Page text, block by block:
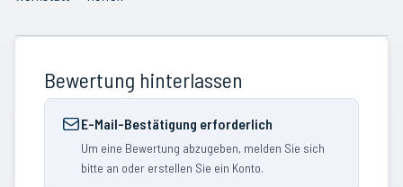
Bewertung hinterlassen
E-Mail-Bestätigung erforderlich
Um eine Bewertung abzugeben, melden Sie sich
bitte an oder erstellen Sie ein Konto.